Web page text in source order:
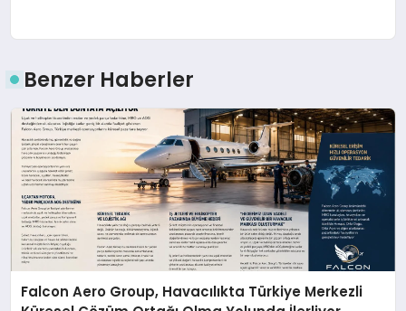
Benzer Haberler
Falcon Aero Group, Havacılıkta Türkiye Merkezli